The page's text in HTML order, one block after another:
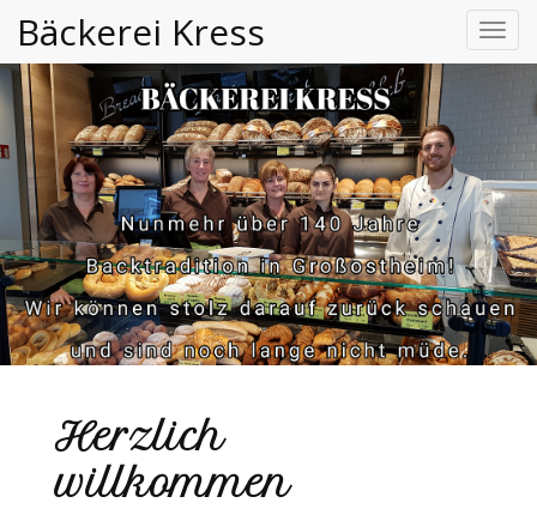
Bäckerei Kress
Herzlich
willkommen